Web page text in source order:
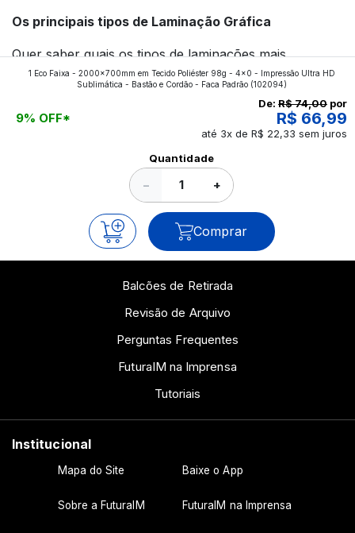
Os principais tipos de Laminação Gráfica
Quer saber quais os tipos de laminações mais
aplicados nos impressos da gráfica FuturaIM? Então,
continue a leitura que vamos revelar para você!
1 Eco Faixa - 2000x700mm em Tecido Poliéster 98g - 4x0 - Impressão Ultra HD
Sublimática - Bastão e Cordão - Faca Padrão(102094)
9% OFF*
De: R$ 74,00 por
R$ 66,99
até 3x de R$ 22,33 sem juros
Quantidade
− +
Comprar
Balcões de Retirada
Revisão de Arquivo
Perguntas Frequentes
FuturaIM na Imprensa
Tutoriais
Institucional
Mapa do Site Baixe o App
Sobre a FuturaIM FuturaIM na Imprensa